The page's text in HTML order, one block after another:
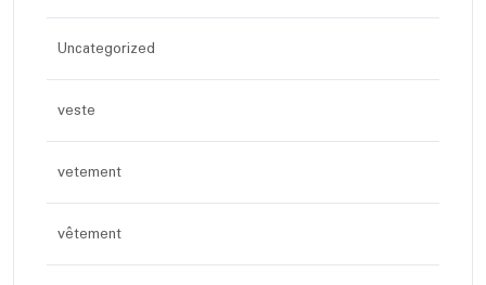
Uncategorized
veste
vetement
vêtement